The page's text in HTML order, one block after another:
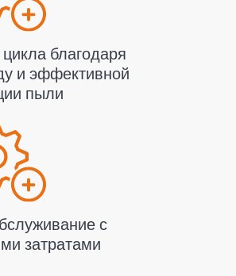
благодаря
и эффективной
пыли
с
затратами